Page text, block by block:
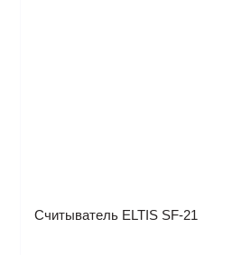
Считыватель ELTIS SF-21